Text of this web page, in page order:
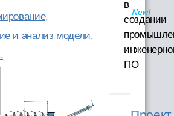
и анализ модели.
в
создании
ПО